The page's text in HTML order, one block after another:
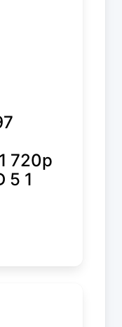
720p
5 1